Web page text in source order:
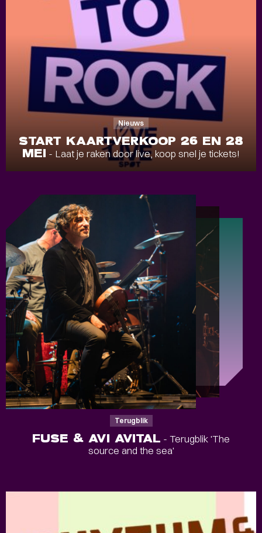
Nieuws
START KAARTVERKOOP 26 EN 28
MEI - Laat je raken door live, koop snel je tickets!
Terugblik
FUSE & AVI AVITAL - Terugblik 'The
source and the sea'